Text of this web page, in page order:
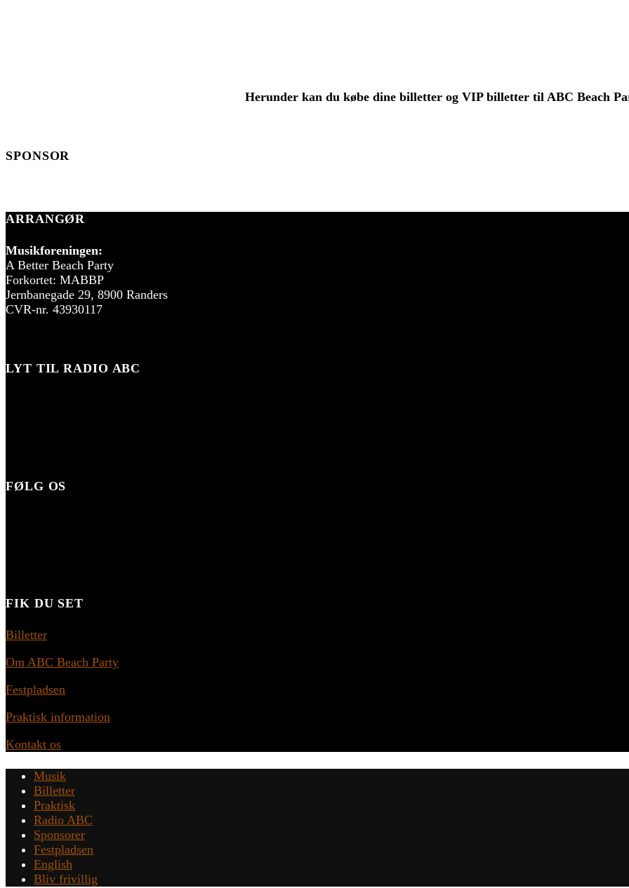
Herunder kan du købe dine billetter og VIP billetter til ABC Beach
SPONSOR
ARRANGØR
Musikforeningen:
A Better Beach Party
Forkortet: MABBP
Jernbanegade 29, 8900 Randers
CVR-nr. 43930117
LYT TIL RADIO ABC
FØLG OS
FIK DU SET
Billetter
Om ABC Beach Party
Festpladsen
Praktisk information
Kontakt os
Musik
Billetter
Praktisk
Radio ABC
Sponsorer
Festpladsen
English
Bliv frivillig